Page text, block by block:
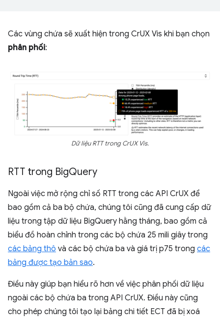
Các vùng chứa sẽ xuất hiện trong CrUX Vis khi bạn chọn
phân phối:
Dữ liệu RTT trong CrUX Vis.
RTT trong BigQuery
Ngoài việc mở rộng chỉ số RTT trong các API CrUX để
bao gồm cả ba bộ chứa, chúng tôi cũng đã cung cấp dữ
liệu trong tập dữ liệu BigQuery hằng tháng, bao gồm cả
biểu đồ hoàn chỉnh trong các bộ chứa 25 mili giây trong
các bảng thô và các bộ chứa ba và giá trị p75 trong các
bảng được tạo bản sao.
Điều này giúp bạn hiểu rõ hơn về việc phân phối dữ liệu
ngoài các bộ chứa ba trong API CrUX. Điều này cũng
cho phép chúng tôi tạo lại bảng chi tiết ECT đã bị xoá